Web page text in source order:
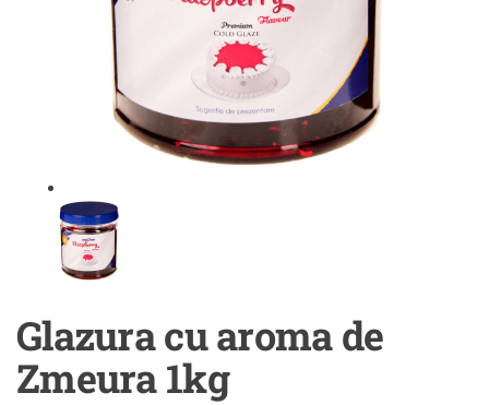
Glazura cu aroma de
Zmeura 1kg